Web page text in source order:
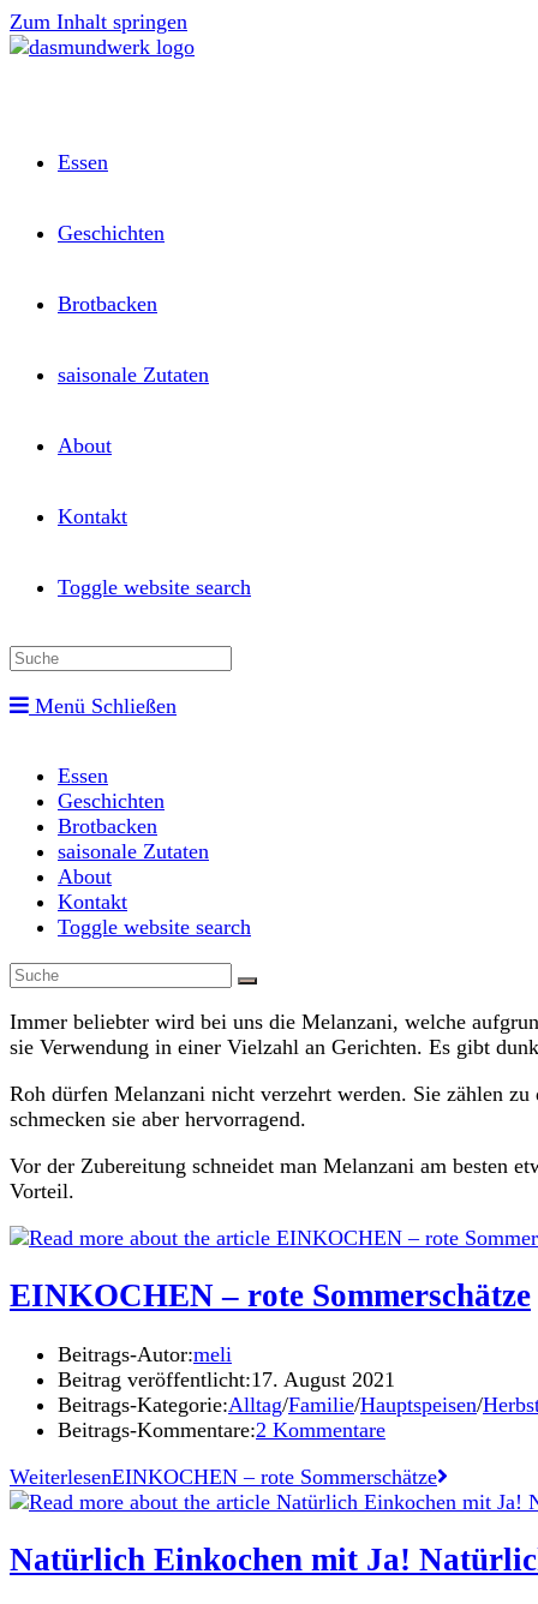
Zum Inhalt springen
Essen
Geschichten
Brotbacken
saisonale Zutaten
About
Kontakt
Toggle website search
Menü Schließen
Essen
Geschichten
Brotbacken
saisonale Zutaten
About
Kontakt
Toggle website search
Immer beliebter wird bei uns die Melanzani, welche
sie Verwendung in einer Vielzahl an Gerichten. Es gibt
Roh dürfen Melanzani nicht verzehrt werden. Sie zählen
schmecken sie aber hervorragend.
Vor der Zubereitung schneidet man Melanzani am besten
Vorteil.
EINKOCHEN – rote Sommerschätze
Beitrags-Autor:meli
Beitrag veröffentlicht:17. August 2021
Beitrags-Kategorie:Alltag/Familie/Hauptspeisen/
Beitrags-Kommentare:2 Kommentare
WeiterlesenEINKOCHEN – rote Sommerschätze
Natürlich Einkochen mit Ja!